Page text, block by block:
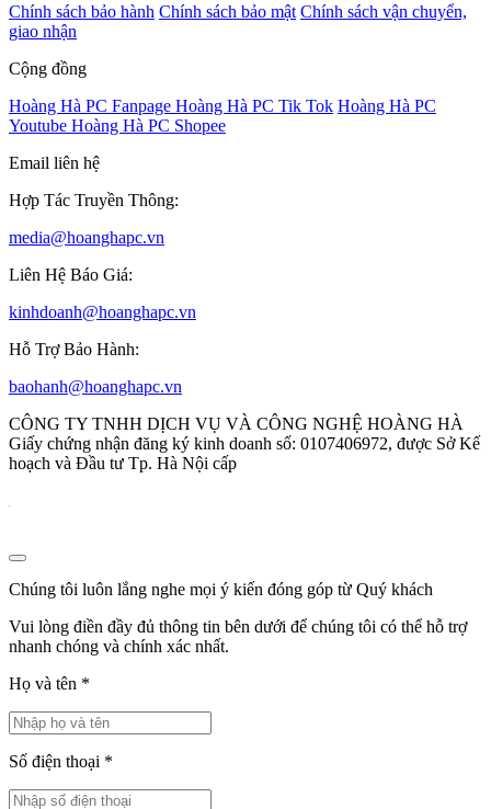
Chính sách bảo hành Chính sách bảo mật Chính sách vận chuyển,
giao nhận
Cộng đồng
Hoàng Hà PC Fanpage Hoàng Hà PC Tik Tok Hoàng Hà PC
Youtube Hoàng Hà PC Shopee
Email liên hệ
Hợp Tác Truyền Thông:
media@hoanghapc.vn
Liên Hệ Báo Giá:
kinhdoanh@hoanghapc.vn
Hỗ Trợ Bảo Hành:
baohanh@hoanghapc.vn
CÔNG TY TNHH DỊCH VỤ VÀ CÔNG NGHỆ HOÀNG HÀ
Giấy chứng nhận đăng ký kinh doanh số: 0107406972, được Sở Kế
hoạch và Đầu tư Tp. Hà Nội cấp
Chúng tôi luôn lắng nghe mọi ý kiến đóng góp từ Quý khách
Vui lòng điền đầy đủ thông tin bên dưới để chúng tôi có thể hỗ trợ
nhanh chóng và chính xác nhất.
Họ và tên *
Số điện thoại *